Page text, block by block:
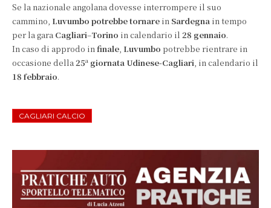
Se la nazionale angolana dovesse interrompere il suo
cammino, Luvumbo potrebbe tornare in Sardegna in tempo
per la gara Cagliari–Torino in calendario il 28 gennaio.
In caso di approdo in finale Luvumbo potrebbe rientrare in
occasione della 25a giornata Udinese-Cagliari , in calendario il
18 febbraio.
CAGLIARI CALCIO